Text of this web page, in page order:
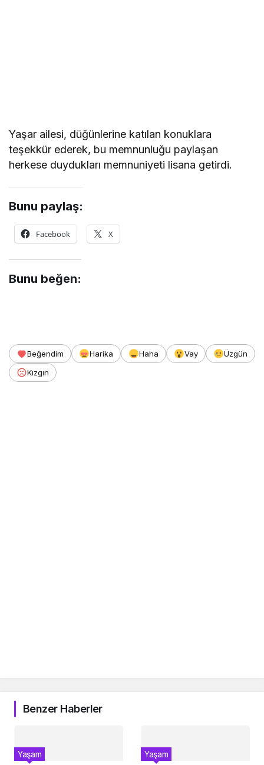
Yaşar ailesi, düğünlerine katılan konuklara
teşekkür ederek, bu memnunluğu paylaşan
herkese duydukları memnuniyeti lisana getirdi.
Bunu paylaş:
Facebook X
Bunu beğen:
Beğendim Harika Haha Vay
Üzgün
Kızgın
Benzer Haberler
Yaşam Yaşam